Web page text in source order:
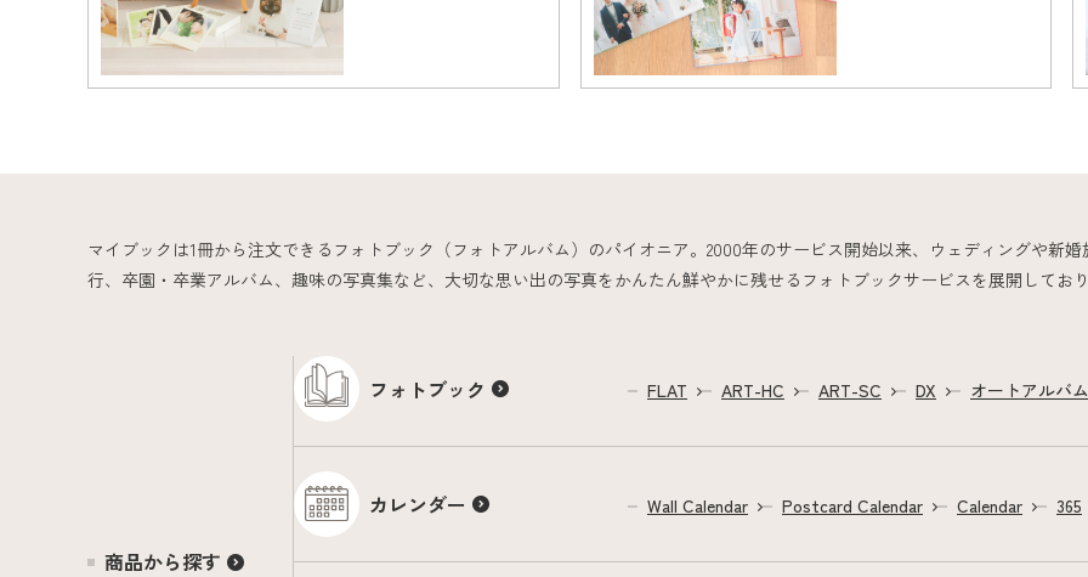
マイブックは1冊から注文できるフォトブック（フォトアルバム）のパイオニア。2000年のサービス開始以来、ウェディングや新
行、卒園・卒業アルバム、趣味の写真集など、大切な思い出の写真をかんたん鮮やかに残せるフォトブックサービスを展開して
商品から探す
フォトブック FLAT ART-HC ART-SC DX オートアルバム
カレンダー Wall Calendar Postcard Calendar Calendar 365